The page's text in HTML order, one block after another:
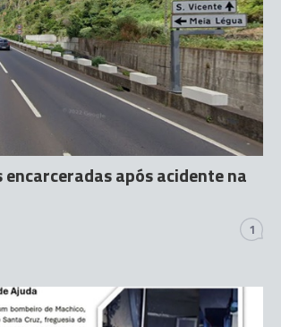
encarceradas após acidente na
1